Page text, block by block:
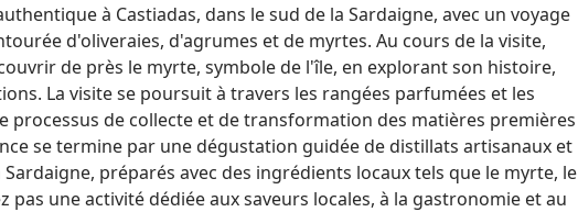
à Castiadas, dans le sud de la Sardaigne, avec un voyage
d'oliveraies, d'agrumes et de myrtes. Au cours de la visite,
de près le myrte, symbole de l'île, en explorant son histoire,
La visite se poursuit à travers les rangées parfumées et les
processus de collecte et de transformation des matières premières
se termine par une dégustation guidée de distillats artisanaux et
préparés avec des ingrédients locaux tels que le myrte, le
pas une activité dédiée aux saveurs locales, à la gastronomie et au